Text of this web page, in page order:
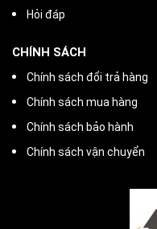
Hỏi đáp
CHÍNH SÁCH
Chính sách đổi trả hàng
Chính sách mua hàng
Chính sách bảo hành
Chính sách vận chuyển